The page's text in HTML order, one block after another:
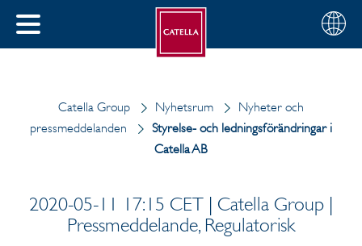
STÄNG
Välj
din
Svenska
Catella Group Nyhetsrum
Nyheter och
pressmeddelanden
Styrelse- och ledningsförändringar i
Catella AB
2020-05-11 17:15 CET | Catella Group |
Pressmeddelande, Regulatorisk